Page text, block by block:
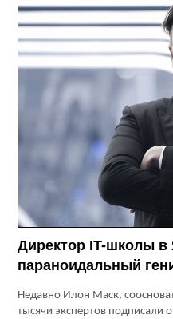
Директор IT-школы в
параноидальный
Недавно Илон Маск,
тысячи экспертов подписали